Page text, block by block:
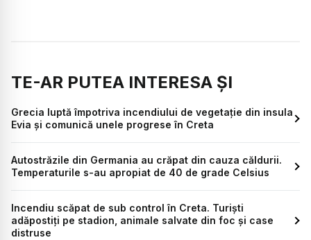
TE-AR PUTEA INTERESA ȘI
Grecia luptă împotriva incendiului de vegetație din insula
Evia și comunică unele progrese în Creta
Autostrăzile din Germania au crăpat din cauza căldurii.
Temperaturile s-au apropiat de 40 de grade Celsius
Incendiu scăpat de sub control în Creta. Turiști
adăpostiți pe stadion, animale salvate din foc și case
distruse